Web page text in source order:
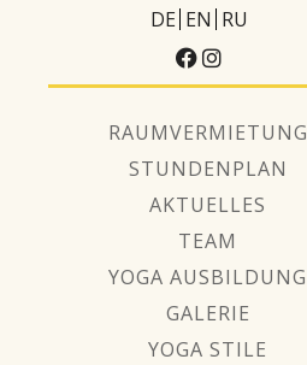
DE EN RU
RAUMVERMIETUNG
STUNDENPLAN
AKTUELLES
TEAM
YOGA AUSBILDUNG
GALERIE
YOGA STILE